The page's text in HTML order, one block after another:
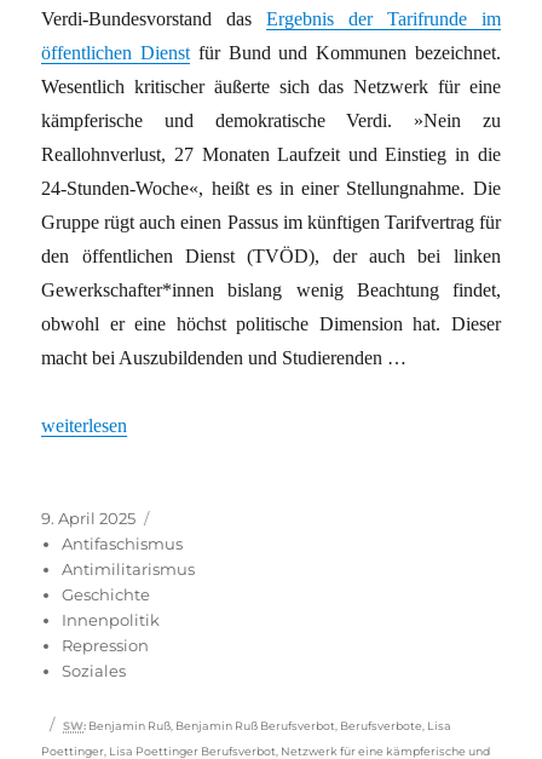
Verdi-Bundesvorstand dasErgebnis der Tarifrunde im
öffentlichen Dienst für Bund und Kommunen bezeichnet.
Wesentlich kritischer äußerte sich das Netzwerk für eine
kämpferische und demokratische Verdi. »Nein zu
Reallohnverlust, 27 Monaten Laufzeit und Einstieg in die
24-Stunden-Woche«, heißt es in einer Stellungnahme. Die
Gruppe rügt auch einen Passus im künftigen Tarifvertrag für
den öffentlichen Dienst (TVÖD), der auch bei linken
Gewerkschafter*innen bislang wenig Beachtung findet,
obwohl er eine höchst politische Dimension hat. Dieser
macht bei Auszubildenden und Studierenden …
„Pflicht zur »Verfassungstreue«: Einfallstor für Repressalien“
weiterlesen
Veröffentlicht
am
9. April 2025
Antifaschismus
Antimilitarismus
Geschichte
Innenpolitik
Repression
Soziales
Schlagwörter
SW: Benjamin Ruß Benjamin Ruß Berufsverbot Berufsverbote Lisa
Poettinger Lisa Poettinger Berufsverbot Netzwerk für eine kämpferische und